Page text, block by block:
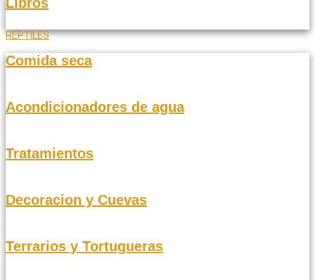
REPTILES
Comida seca
Acondicionadores de agua
Tratamientos
Decoracion y Cuevas
Terrarios y Tortugueras